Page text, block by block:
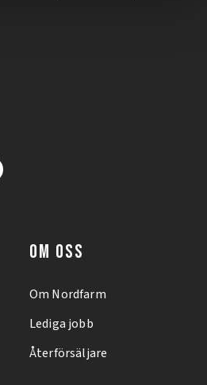
OM OSS
Om Nordfarm
Lediga jobb
Återförsäljare